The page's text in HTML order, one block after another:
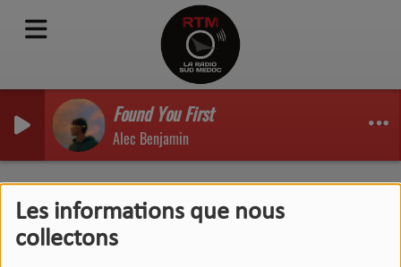
Les informations que nous
collectons
Found You First
Alec Benjamin
Podcasts RSS